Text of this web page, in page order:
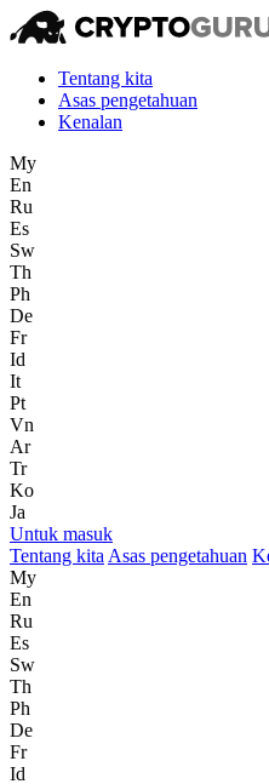
Tentang kita
Asas pengetahuan
Kenalan
My
En
Ru
Es
Sw
Th
Ph
De
Fr
Id
It
Pt
Vn
Ar
Tr
Ko
Ja
Untuk masuk
Tentang kita Asas pengetahuan
My
En
Ru
Es
Sw
Th
Ph
De
Fr
Id